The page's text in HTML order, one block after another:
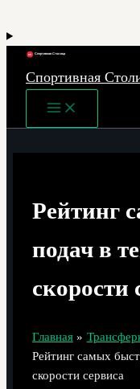
Спортивная
Main
Menu
Рейтинг
подач в
скорости
Главная
Рейтинг самых
скорости сервиса